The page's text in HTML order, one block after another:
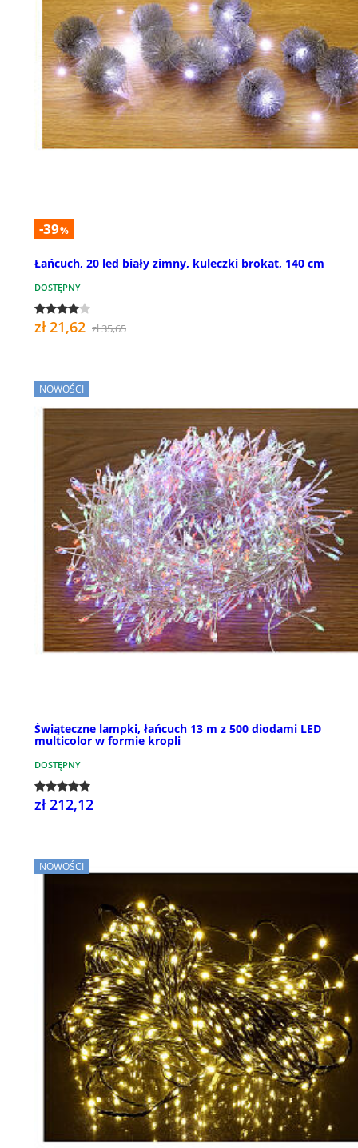
-39%
Łańcuch, 20 led biały zimny, kuleczki brokat, 140 cm
DOSTĘPNY
zł 21,62 zł 35,65
NOWOŚCI
Świąteczne lampki, łańcuch 13 m z 500 diodami LED
multicolor w formie kropli
DOSTĘPNY
zł 212,12
NOWOŚCI